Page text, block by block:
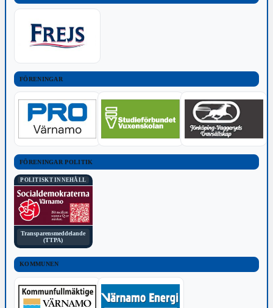
FÖRENINGAR
FÖRENINGAR POLITIK
POLITISKT INNEHÅLL
Transparensmeddelande
(TTPA)
KOMMUNEN